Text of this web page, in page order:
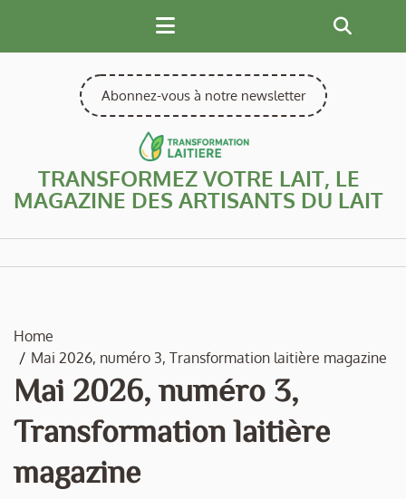
content
Abonnez-vous à notre newsletter
TRANSFORMEZ VOTRE LAIT, LE
MAGAZINE DES ARTISANTS DU LAIT
Home
Mai 2026, numéro 3, Transformation laitière magazine
Mai 2026, numéro 3,
Transformation laitière
magazine